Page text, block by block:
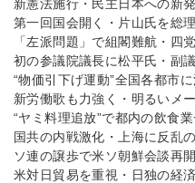
新憲法施行・民主日本への新
第一回国会開く・片山氏を総
「左派問題」で組閣難航・四
初の参議院議長に松平氏・副
“物価引下げ運動”全国各都市に
新労働歌も力強く・明るいメ
“ヤミ料理追放”で都内の飲食
国共の内戦激化・上海に反乱
ソ連の譲歩で米ソ朝鮮会談再開
米対日貿易を重視・日独の経